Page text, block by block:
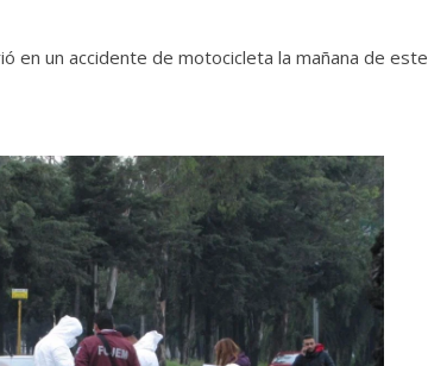
en un accidente de motocicleta la mañana de este